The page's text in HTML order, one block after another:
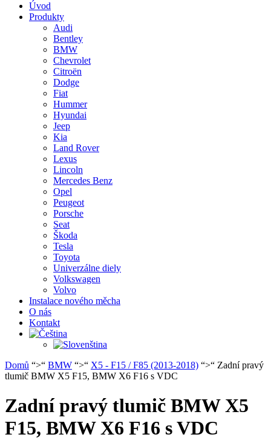
Úvod
Produkty
Audi
Bentley
BMW
Chevrolet
Citroën
Dodge
Fiat
Hummer
Hyundai
Jeep
Kia
Land Rover
Lexus
Lincoln
Mercedes Benz
Opel
Peugeot
Porsche
Seat
Škoda
Tesla
Toyota
Univerzálne diely
Volkswagen
Volvo
Instalace nového měcha
O nás
Kontakt
Domů “>“ BMW “>“ X5 - F15 / F85 (2013-2018) “>“ Zadní pravý
tlumič BMW X5 F15, BMW X6 F16 s VDC
Zadní pravý tlumič BMW X5
F15, BMW X6 F16 s VDC